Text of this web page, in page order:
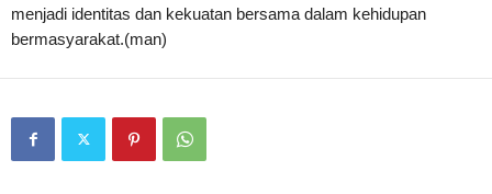
menjadi identitas dan kekuatan bersama dalam kehidupan
bermasyarakat.(man)